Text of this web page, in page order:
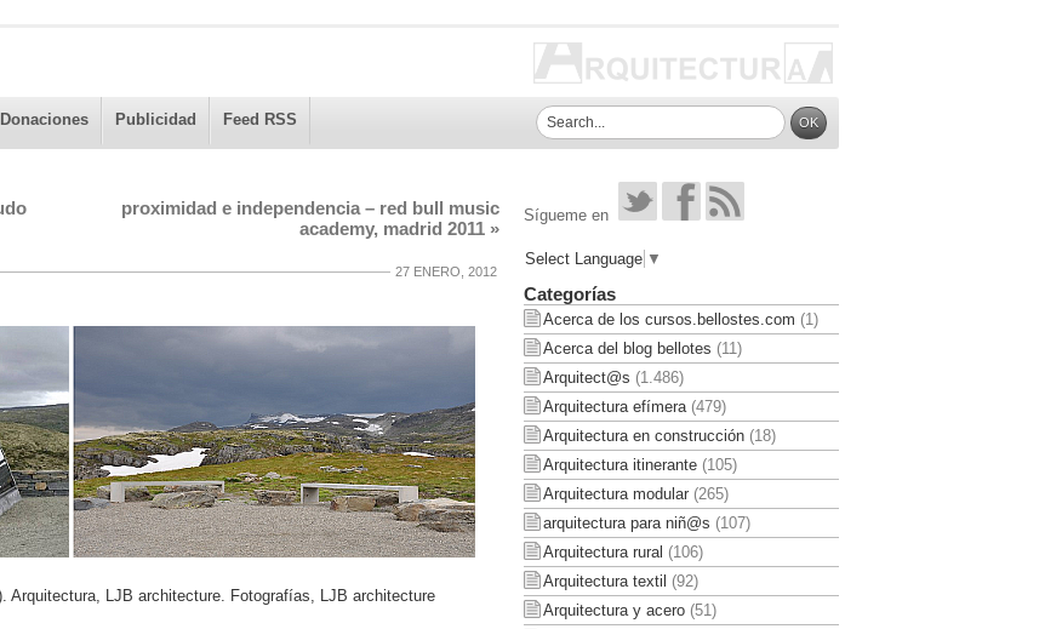
Donaciones Publicidad Feed RSS
proximidad e independencia – red bull music
academy, madrid 2011 »
27 ENERO, 2012
Arquitectura, LJB architecture. Fotografías, LJB architecture
Sígueme en
Select Language ▼
Categorías
Acerca de los cursos.bellostes.com (1)
Acerca del blog bellotes (11)
Arquitect@s (1.486)
Arquitectura efímera(479)
Arquitectura en construcción(18)
Arquitectura itinerante(105)
Arquitectura modular(265)
arquitectura para niñ@s (107)
Arquitectura rural (106)
Arquitectura textil (92)
Arquitectura y acero(51)